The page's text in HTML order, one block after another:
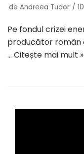
de Andreea Tudor
Pe fondul crizei
producător român
… Citește mai mult »